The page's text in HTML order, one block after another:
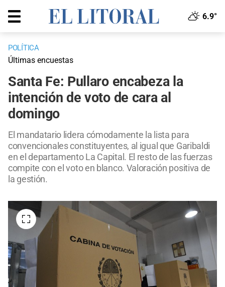
6.9°
POLÍTICA
Últimas encuestas
Santa Fe: Pullaro encabeza la
intención de voto de cara al
domingo
El mandatario lidera cómodamente la lista para
convencionales constituyentes, al igual que Garibaldi
en el departamento La Capital. El resto de las fuerzas
compite con el voto en blanco. Valoración positiva de
la gestión.